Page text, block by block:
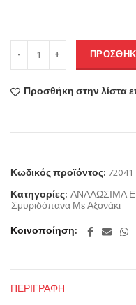
Προσθήκη στην λίστα
Κωδικός προϊόντος: 72041
Κατηγορίες: ΑΝΑΛΩΣΙΜΑ
Σμυριδόπανα Με Αξονάκι
Κοινοποίηση
ΠΕΡΙΓΡΑΦΉ